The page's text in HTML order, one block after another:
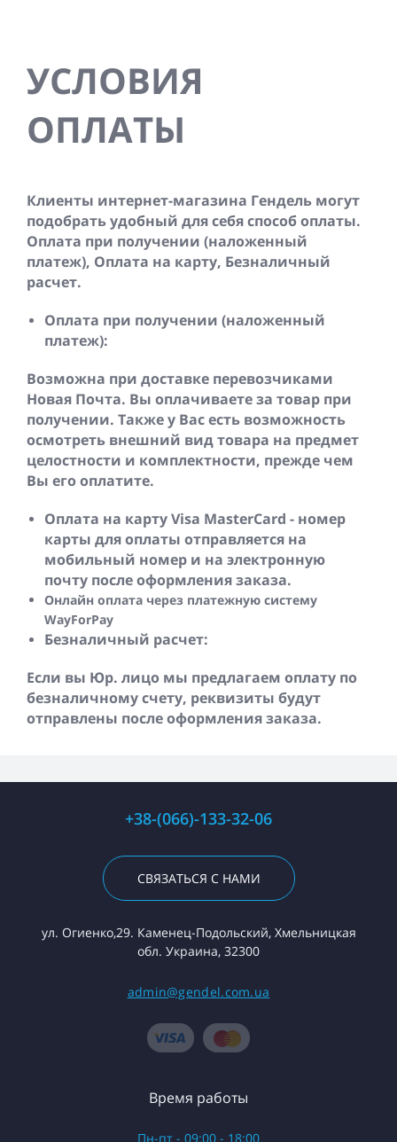
УСЛОВИЯ
ОПЛАТЫ
Клиенты интернет-магазина Гендель могут
подобрать удобный для себя способ оплаты.
Оплата при получении (наложенный
платеж), Оплата на карту, Безналичный
расчет.
Оплата при получении (наложенный
платеж):
Возможна при доставке перевозчиками
Новая Почта. Вы оплачиваете за товар при
получении. Также у Вас есть возможность
осмотреть внешний вид товара на предмет
целостности и комплектности, прежде чем
Вы его оплатите.
Оплата на карту Visa MasterCard - номер
карты для оплаты отправляется на
мобильный номер и на электронную
почту после оформления заказа.
Онлайн оплата через платежную систему
WayForPay
Безналичный расчет:
Если вы Юр. лицо мы предлагаем оплату по
безналичному счету, реквизиты будут
отправлены после оформления заказа.
+38-(066)-133-32-06
СВЯЗАТЬСЯ С НАМИ
ул. Огиенко,29. Каменец-Подольский, Хмельницкая
обл. Украина, 32300
admin@gendel.com.ua
Время работы
Пн-пт - 09:00 - 18:00